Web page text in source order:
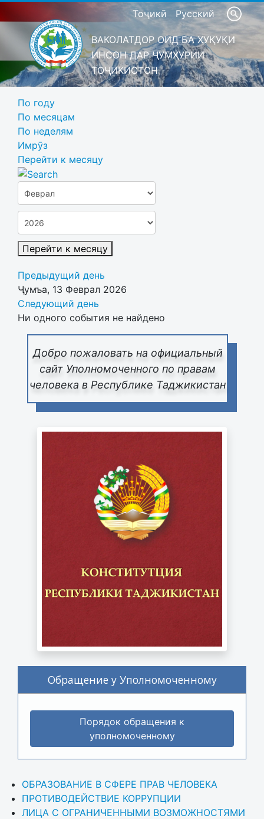
Тоҷикӣ Русский
ВАКОЛАТДОР ОИД БА ҲУҚУҚИ
ИНСОН ДАР ҶУМҲУРИИ
ТОҶИКИСТОН
Добро пожаловать на официальный
сайт Уполномоченного по правам
человека в Республике Таджикистан
Обращение у Уполномоченному
Порядок обращения к
уполномоченному
ОБРАЗОВАНИЕ В СФЕРЕ ПРАВ ЧЕЛОВЕКА
ПРОТИВОДЕЙСТВИЕ КОРРУПЦИИ
ЛИЦА С ОГРАНИЧЕННЫМИ ВОЗМОЖНОСТЯМИ
По году
По месяцам
По неделям
Имрӯз
Перейти к месяцу
Перейти к месяцу
Предыдущий день
Ҷумъа, 13 Феврал 2026
Следующий день
Ни одного события не найдено